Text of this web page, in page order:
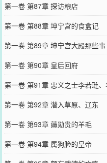
第一卷 第87章 探访粮店
第一卷 第88章 坤宁宫的食盒记
第一卷 第89章 坤宁宫大殿那些事
第一卷 第90章 皇后回府
第一卷 第91章 忠义之士李若琏
第一卷 第92章 潜入草原、辽东
第一卷 第93章 薅勋贵的羊毛
第一卷 第94章 属狗脸的皇帝